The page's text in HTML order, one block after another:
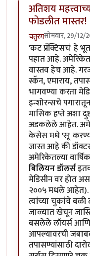
अतिशय
फोडलीत मास्तर!
चतुरंगसोमवार, 29/
'कट प्रॅक्टिसचं' हे
पहात आहे.
वास्तव हेच आहे.
स्कॅन, एमाराय,
भागवण्या करता
इन्शोरन्सचे
मासिक हप्ते अशा
अडकलेले आहेत.
केसेस मधे 'सू'
जास्त आहे की
अमेरिकेतल्या
बिलियन डॉलर्स
मेडिसीन वर होत
२००५ मधले आहेत).
त्यांच्या चुकांचे
जाळ्यात खेचून
बसलेले लॉयर्स
आपल्यावरची
तपासण्यांसाठी